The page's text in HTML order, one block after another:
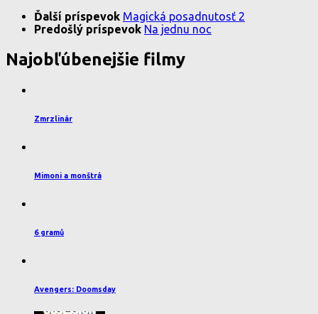
Ďalší príspevok Magická posadnutosť 2
Predošlý príspevok Na jednu noc
Najobľúbenejšie filmy
Zmrzlinár
Mimoni a monštrá
6 gramů
Avengers: Doomsday